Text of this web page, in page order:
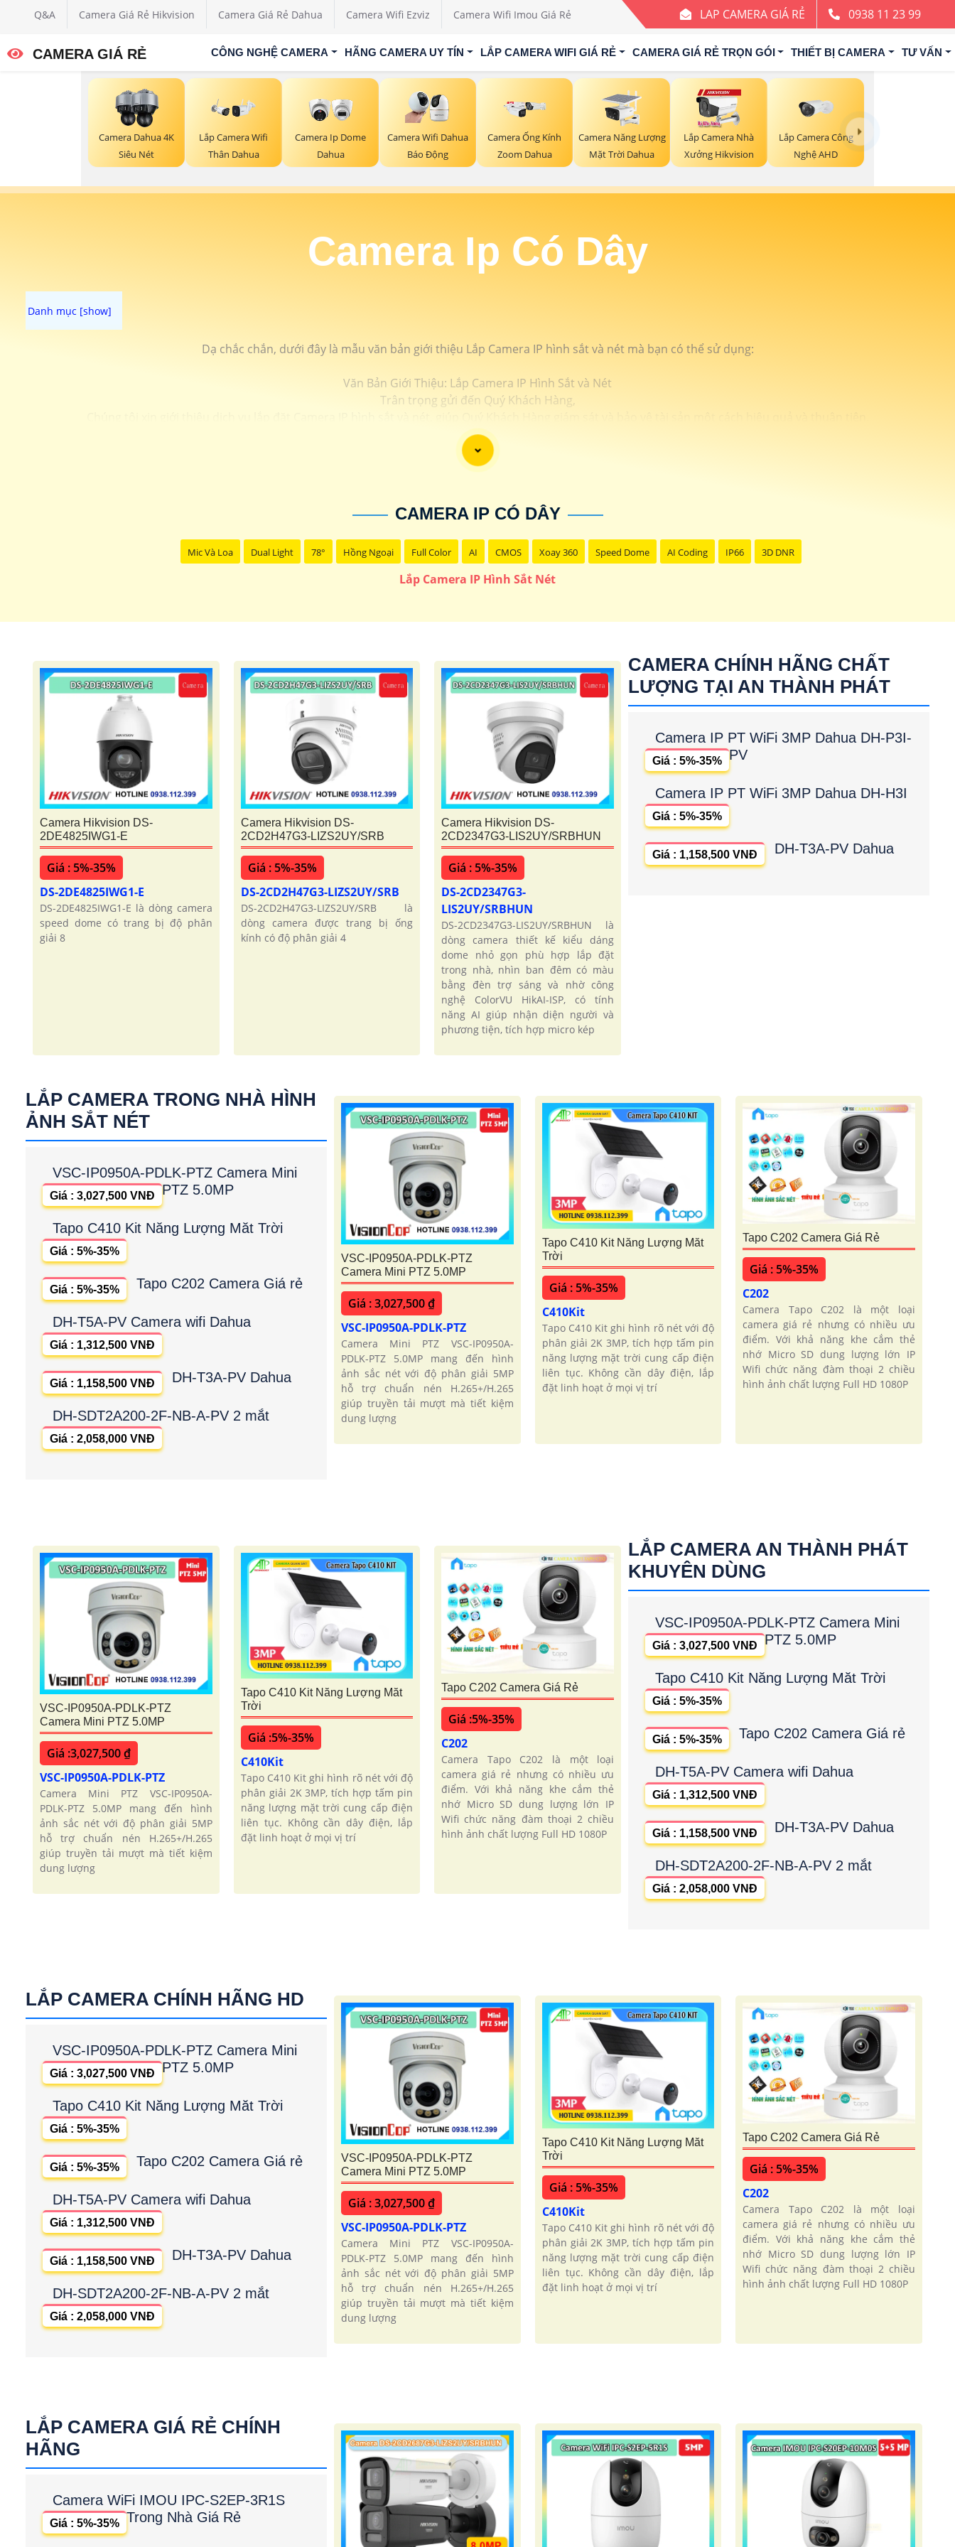
Q&A Camera Giá Rẻ Hikvision Camera Giá Rẻ Dahua Camera Wifi Ezviz Camera Wifi Imou Giá Rẻ LAP CAMERA GIÁ RẺ 0938 11 23 99
CAMERA GIÁ RẺ CÔNG NGHỆ CAMERA HÃNG CAMERA UY TÍN LẮP CAMERA WIFI GIÁ RẺ CAMERA GIÁ RẺ TRỌN GÓI THIẾT BỊ CAMERA TƯ VẤN
Camera Dahua 4K
Siêu Nét
Lắp Camera Wifi
Thân Dahua
Camera Ip Dome
Dahua
Camera Wifi Dahua
Báo Động
Camera Ống Kính
Zoom Dahua
Camera Năng Lượng
Mặt Trời Dahua
Lắp Camera Nhà
Xưởng Hikvision
Lắp Camera Công
Nghệ AHD
Camera Ip Có Dây
Dạ chắc chắn, dưới đây là mẫu văn bản giới thiệu Lắp Camera IP hình sắt và nét mà bạn có thể sử dụng:
Văn Bản Giới Thiệu: Lắp Camera IP Hình Sắt và Nét
Trân trọng gửi đến Quý Khách Hàng,
Ưu điểm của Camera IP hình sắt và nét:
Chất lượng hình ảnh sắc nét: Camera IP hỗ trợ độ phân giải cao, cho hình ảnh rõ nét, chất lượng cao ngay cả trong điều kiện ánh sáng yếu.
Kết nối qua mạng internet: Camera IP có khả năng kết nối qua mạng internet, cho phép Quý Khách Hàng xem camera từ xa thông qua điện
Hệ thống báo động thông minh: Camera IP hỗ trợ hệ thống báo động thông minh như phát hiện chuyển động, cảnh báo khi có sự kiện đột nhập, giúp nâng cao tính
an toàn cho không gian của Quý Khách Hàng.
Chúng tôi cam kết cung cấp sản phẩm chất lượng, dịch vụ lắp đặt chuyên nghiệp, và hỗ trợ kỹ thuật nhanh chóng sau khi lắp đặt.
Hãy liên hệ với chúng tôi ngay hôm nay để được tư vấn và lắp đặt Camera IP hình sắt và nét theo nhu cầu của Quý Khách Hàng.
Trân trọng cảm ơn và mong muốn được phục vụ Quý Khách Hàng.
tôi cung cấp sự hỗ trợ phù hợp.
CAMERA IP CÓ DÂY
Mic Và Loa Dual Light 78° Hồng Ngoại Full Color AI CMOS Xoay 360 Speed Dome AI Coding IP66 3D DNR
Lắp Camera IP Hình Sắt Nét
Camera Hikvision DS-
2DE4825IWG1-E
Giá : 5%-35%
DS-2DE4825IWG1-E
DS-2DE4825IWG1-E là dòng camera
speed dome có trang bị độ phân
giải 8
Camera Hikvision DS-
2CD2H47G3-LIZS2UY/SRB
Giá : 5%-35%
DS-2CD2H47G3-LIZS2UY/SRB
DS-2CD2H47G3-LIZS2UY/SRB là
dòng camera được trang bị ống
kính có độ phân giải 4
Camera Hikvision DS-
2CD2347G3-LIS2UY/SRBHUN
Giá : 5%-35%
DS-2CD2347G3-
LIS2UY/SRBHUN
DS-2CD2347G3-LIS2UY/SRBHUN là
dòng camera thiết kế kiểu dáng
dome nhỏ gọn phù hợp lắp đặt
trong nhà, nhìn ban đêm có màu
bằng đèn trợ sáng và nhờ công
nghệ ColorVU HikAI-ISP, có tính
năng AI giúp nhận diện người và
phương tiện, tích hợp micro kép
CAMERA CHÍNH HÃNG CHẤT
LƯỢNG TẠI AN THÀNH PHÁT
Camera IP PT WiFi 3MP Dahua DH-P3I-
PV
Giá : 5%-35%
Camera IP PT WiFi 3MP Dahua DH-H3I
Giá : 5%-35%
DH-T3A-PV Dahua
Giá : 1,158,500 VNĐ
LẮP CAMERA TRONG NHÀ HÌNH
ẢNH SẮT NÉT
VSC-IP0950A-PDLK-PTZ Camera Mini
PTZ 5.0MP
Giá : 3,027,500 VNĐ
Tapo C410 Kit Năng Lượng Măt Trời
Giá : 5%-35%
Tapo C202 Camera Giá rẻ
Giá : 5%-35%
DH-T5A-PV Camera wifi Dahua
Giá : 1,312,500 VNĐ
DH-T3A-PV Dahua
Giá : 1,158,500 VNĐ
DH-SDT2A200-2F-NB-A-PV 2 mắt
Giá : 2,058,000 VNĐ
VSC-IP0950A-PDLK-PTZ
Camera Mini PTZ 5.0MP
Giá : 3,027,500 ₫
VSC-IP0950A-PDLK-PTZ
Camera Mini PTZ VSC-IP0950A-
PDLK-PTZ 5.0MP mang đến hình
ảnh sắc nét với độ phân giải 5MP
hỗ trợ chuẩn nén H.265+/H.265
giúp truyền tải mượt mà tiết kiệm
dung lượng
Tapo C410 Kit Năng Lượng Măt
Trời
Giá : 5%-35%
C410Kit
Tapo C410 Kit ghi hình rõ nét với độ
phân giải 2K 3MP, tích hợp tấm pin
năng lượng mặt trời cung cấp điện
liên tục. Không cần dây điện, lắp
đặt linh hoạt ở mọi vị trí
Tapo C202 Camera Giá Rẻ
Giá : 5%-35%
C202
Camera Tapo C202 là một loại
camera giá rẻ nhưng có nhiều ưu
điểm. Với khả năng khe cắm thẻ
nhớ Micro SD dung lượng lớn IP
Wifi chức năng đàm thoại 2 chiều
hình ảnh chất lượng Full HD 1080P
VSC-IP0950A-PDLK-PTZ
Camera Mini PTZ 5.0MP
Giá :3,027,500 ₫
VSC-IP0950A-PDLK-PTZ
Camera Mini PTZ VSC-IP0950A-
PDLK-PTZ 5.0MP mang đến hình
ảnh sắc nét với độ phân giải 5MP
hỗ trợ chuẩn nén H.265+/H.265
giúp truyền tải mượt mà tiết kiệm
dung lượng
Tapo C410 Kit Năng Lượng Măt
Trời
Giá :5%-35%
C410Kit
Tapo C410 Kit ghi hình rõ nét với độ
phân giải 2K 3MP, tích hợp tấm pin
năng lượng mặt trời cung cấp điện
liên tục. Không cần dây điện, lắp
đặt linh hoạt ở mọi vị trí
Tapo C202 Camera Giá Rẻ
Giá :5%-35%
C202
Camera Tapo C202 là một loại
camera giá rẻ nhưng có nhiều ưu
điểm. Với khả năng khe cắm thẻ
nhớ Micro SD dung lượng lớn IP
Wifi chức năng đàm thoại 2 chiều
hình ảnh chất lượng Full HD 1080P
LẮP CAMERA AN THÀNH PHÁT
KHUYÊN DÙNG
VSC-IP0950A-PDLK-PTZ Camera Mini
PTZ 5.0MP
Giá : 3,027,500 VNĐ
Tapo C410 Kit Năng Lượng Măt Trời
Giá : 5%-35%
Tapo C202 Camera Giá rẻ
Giá : 5%-35%
DH-T5A-PV Camera wifi Dahua
Giá : 1,312,500 VNĐ
DH-T3A-PV Dahua
Giá : 1,158,500 VNĐ
DH-SDT2A200-2F-NB-A-PV 2 mắt
Giá : 2,058,000 VNĐ
LẮP CAMERA CHÍNH HÃNG HD
VSC-IP0950A-PDLK-PTZ Camera Mini
PTZ 5.0MP
Giá : 3,027,500 VNĐ
Tapo C410 Kit Năng Lượng Măt Trời
Giá : 5%-35%
Tapo C202 Camera Giá rẻ
Giá : 5%-35%
DH-T5A-PV Camera wifi Dahua
Giá : 1,312,500 VNĐ
DH-T3A-PV Dahua
Giá : 1,158,500 VNĐ
DH-SDT2A200-2F-NB-A-PV 2 mắt
Giá : 2,058,000 VNĐ
VSC-IP0950A-PDLK-PTZ
Camera Mini PTZ 5.0MP
Giá : 3,027,500 ₫
VSC-IP0950A-PDLK-PTZ
Camera Mini PTZ VSC-IP0950A-
PDLK-PTZ 5.0MP mang đến hình
ảnh sắc nét với độ phân giải 5MP
hỗ trợ chuẩn nén H.265+/H.265
giúp truyền tải mượt mà tiết kiệm
dung lượng
Tapo C410 Kit Năng Lượng Măt
Trời
Giá : 5%-35%
C410Kit
Tapo C410 Kit ghi hình rõ nét với độ
phân giải 2K 3MP, tích hợp tấm pin
năng lượng mặt trời cung cấp điện
liên tục. Không cần dây điện, lắp
đặt linh hoạt ở mọi vị trí
Tapo C202 Camera Giá Rẻ
Giá : 5%-35%
C202
Camera Tapo C202 là một loại
camera giá rẻ nhưng có nhiều ưu
điểm. Với khả năng khe cắm thẻ
nhớ Micro SD dung lượng lớn IP
Wifi chức năng đàm thoại 2 chiều
hình ảnh chất lượng Full HD 1080P
LẮP CAMERA GIÁ RẺ CHÍNH
HÃNG
Camera WiFi IMOU IPC-S2EP-3R1S
Trong Nhà Giá Rẻ
Giá : 5%-35%